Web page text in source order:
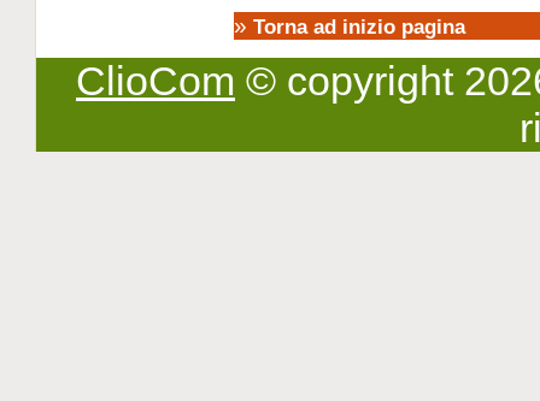
» Torna ad inizio pagina
ClioCom © copyright